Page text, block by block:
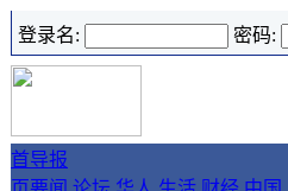
登录名: 密码:
首导报